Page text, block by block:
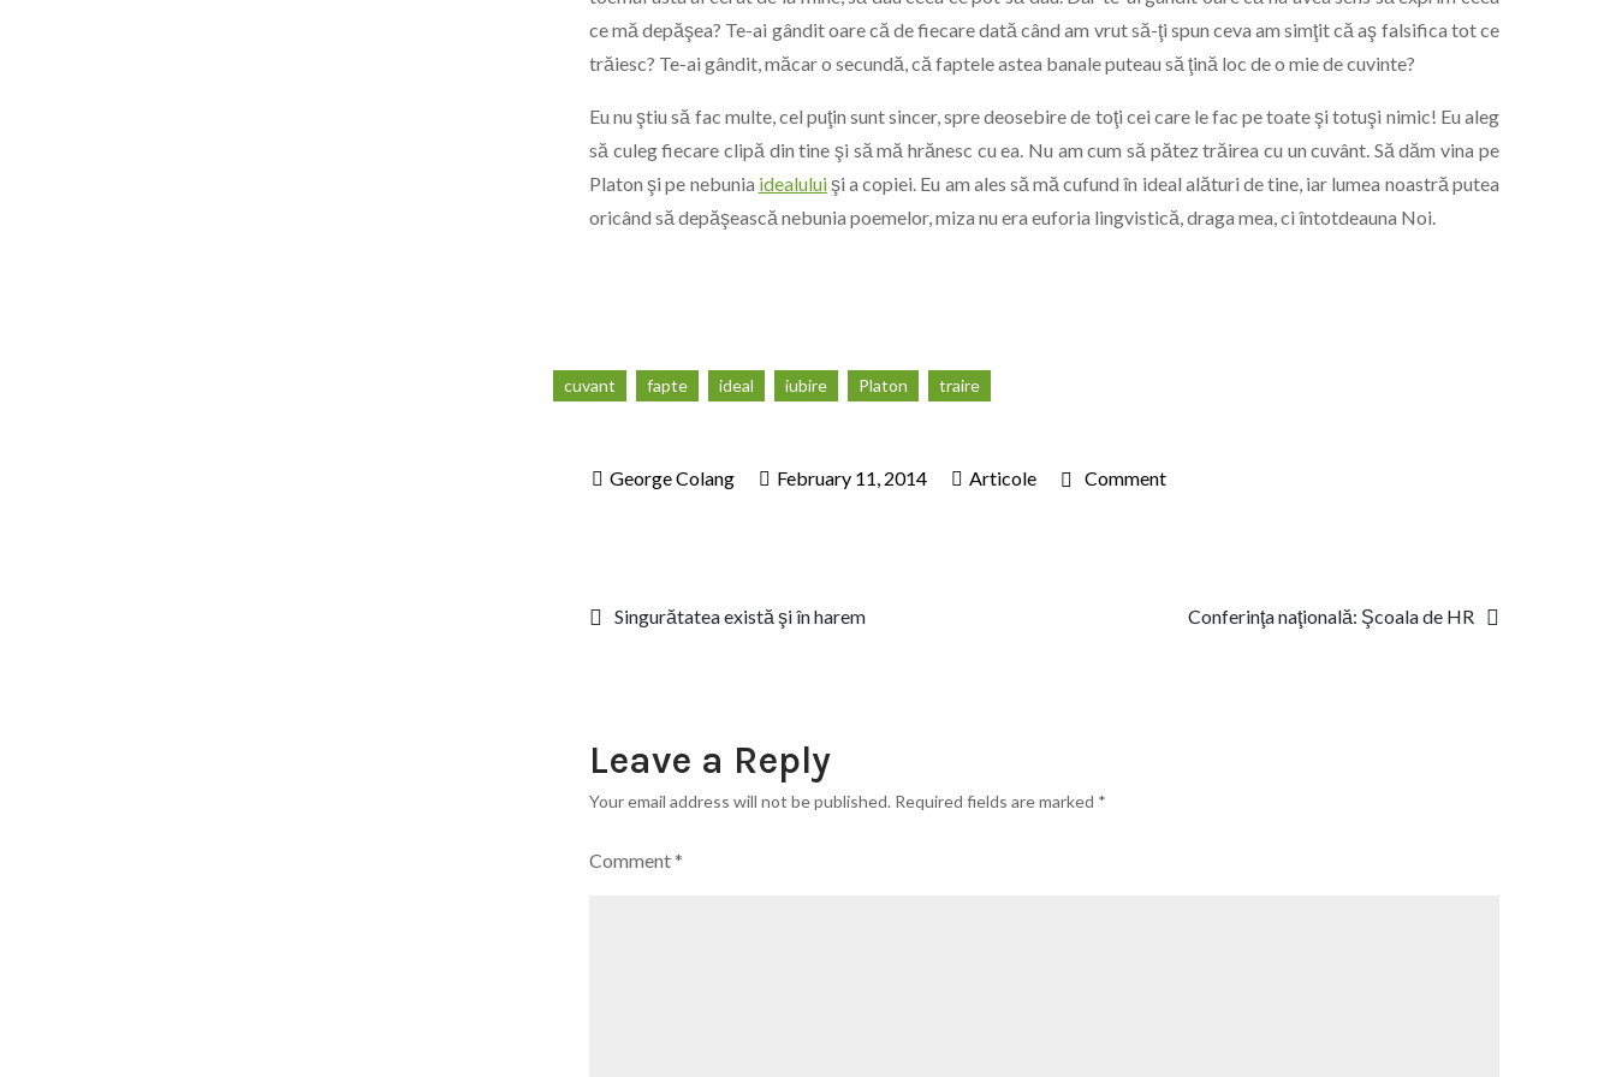
ce mă depăşea? Te-ai gândit oare că de fiecare dată când am vrut să-ţi spun ceva am simţit că aş falsifica tot ce
trăiesc? Te-ai gândit, măcar o secundă, că faptele astea banale puteau să ţină loc de o mie de cuvinte?
Eu nu ştiu să fac multe, cel puţin sunt sincer, spre deosebire de toţi cei care le fac pe toate şi totuşi nimic! Eu aleg
să culeg fiecare clipă din tine şi să mă hrănesc cu ea. Nu am cum să pătez trăirea cu un cuvânt. Să dăm vina pe
Platon şi pe nebunia idealuluişi a copiei. Eu am ales să mă cufund în ideal alături de tine, iar lumea noastră putea
oricând să depăşească nebunia poemelor, miza nu era euforia lingvistică, draga mea, ci întotdeauna Noi.
cuvant fapte ideal iubire Platon traire
February 11, 2014 Articole Commenton
Post
Singurătatea există şi în harem Conferinţa naţională: Şcoala de HR
Leave a Reply
Your email address will not be published. Required fields are marked *
Comment*